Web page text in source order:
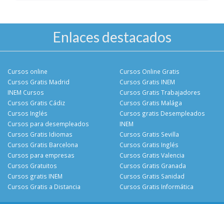
Enlaces destacados
Cursos online
Cursos Gratis Madrid
INEM Cursos
Cursos Gratis Cádiz
Cursos Online Gratis
Cursos Gratis INEM
Cursos Gratis Trabajadores
Cursos Gratis Malága
Cursos Inglés
Cursos para desempleados
Cursos Gratis Idiomas
Cursos Gratis Barcelona
Cursos gratis Desempleados
INEM
Cursos Gratis Sevilla
Cursos Gratis Inglés
Cursos para empresas
Cursos Gratuitos
Cursos gratis INEM
Cursos Gratis a Distancia
Cursos Gratis Valencia
Cursos Gratis Granada
Cursos Gratis Sanidad
Cursos Gratis Informática